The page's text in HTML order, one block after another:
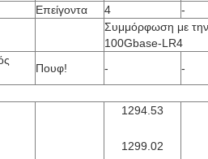
Επείγοντα 4
-
Συμμόρφωση με
100Gbase-LR4
Πουφ! -
-
1294.53
1299.02